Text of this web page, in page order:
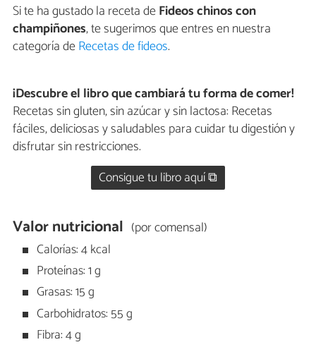
Si te ha gustado la receta deFideos chinos con
champiñones, te sugerimos que entres en nuestra
categoría deRecetas de fideos.
¡Descubre el libro que cambiará tu forma de comer!
Recetas sin gluten, sin azúcar y sin lactosa: Recetas
fáciles, deliciosas y saludables para cuidar tu digestión y
disfrutar sin restricciones.
Consigue tu libro aquí ⧉
Valor nutricional (por comensal)
Calorías: 4 kcal
Proteínas: 1 g
Grasas: 15 g
Carbohidratos: 55 g
Fibra: 4 g